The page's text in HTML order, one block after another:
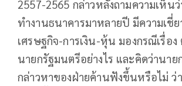
2557-2565 กล่าวหลังถามความเห็น
ทำงานธนาคารมาหลายปี มีความเชี่
เศรษฐกิจ-การเงิน-หุ้น มองกรณีเรื่อง
นายกรัฐมนตรีอย่างไร และคิดว่านา
กล่าวหาของฝ่ายค้านฟังขึ้นหรือไม่ ว่